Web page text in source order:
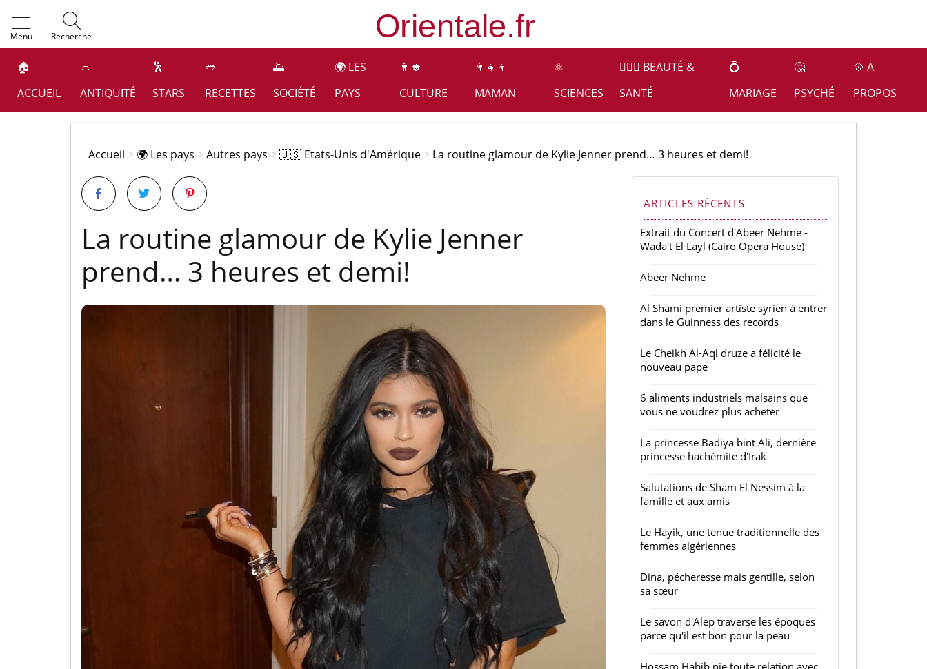
Menu Recherche
🏠
ACCUEIL
📜
ANTIQUITÉ
🕺
STARS
🥙
RECETTES
🌅
SOCIÉTÉ
🌍 LES
PAYS
👩‍🎓
CULTURE
👩‍👧‍👦
MAMAN
⚛️
SCIENCES
👩🏻‍⚕️ BEAUTÉ &
SANTÉ
💍
MARIAGE
🤔
PSYCHÉ
💠 A
PROPOS
Accueil 🌍 Les pays Autres pays 🇺🇸 Etats-Unis d'Amérique La routine glamour de Kylie Jenner prend… 3 heures et demi!
La routine glamour de Kylie Jenner
prend… 3 heures et demi!
ARTICLES RÉCENTS
Extrait du Concert d'Abeer Nehme -
Wada't El Layl (Cairo Opera House)
Abeer Nehme
Al Shami premier artiste syrien à entrer
dans le Guinness des records
Le Cheikh Al-Aql druze a félicité le
nouveau pape
6 aliments industriels malsains que
vous ne voudrez plus acheter
La princesse Badiya bint Ali, dernière
princesse hachémite d'Irak
Salutations de Sham El Nessim à la
famille et aux amis
Le Hayik, une tenue traditionnelle des
femmes algériennes
Dina, pécheresse mais gentille, selon
sa sœur
Le savon d'Alep traverse les époques
parce qu'il est bon pour la peau
Hossam Habib nie toute relation avec